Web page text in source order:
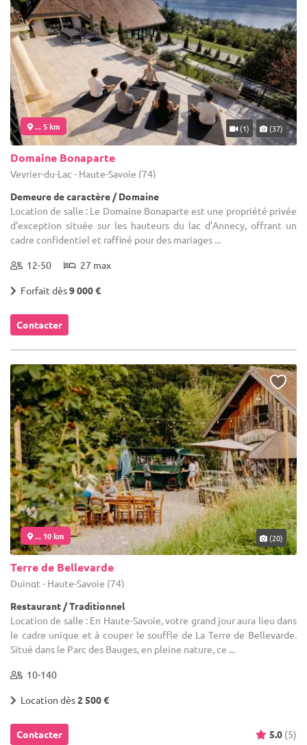
... 5 km (1) (37)
Domaine Bonaparte
Veyrier-du-Lac - Haute-Savoie (74)
Demeure de caractère / Domaine
Location de salle : Le Domaine Bonaparte est une propriété privée
d’exception située sur les hauteurs du lac d’Annecy, offrant un
cadre confidentiel et raffiné pour des mariages ...
12-50 27 max
Forfait dès9 000 €
Contacter
... 10 km (20)
Terre de Bellevarde
Duingt - Haute-Savoie (74)
Restaurant / Traditionnel
Location de salle : En Haute-Savoie, votre grand jour aura lieu dans
le cadre unique et à couper le souffle de La Terre de Bellevarde.
Situé dans le Parc des Bauges, en pleine nature, ce ...
10-140
Location dès2 500 €
Contacter 5.0 (5)